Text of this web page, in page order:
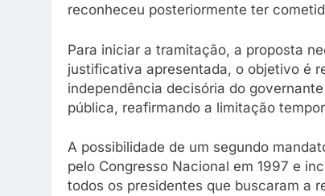
reconheceu posteriormente ter
Para iniciar a tramitação, a proposta
justificativa apresentada, o objetivo é
independência decisória do
pública, reafirmando a limitação
A possibilidade de um segundo
pelo Congresso Nacional em 1997 e
todos os presidentes que buscaram a